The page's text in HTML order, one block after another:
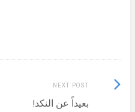
NEXT POST
بعيداً عن النكد!
Next
Post: